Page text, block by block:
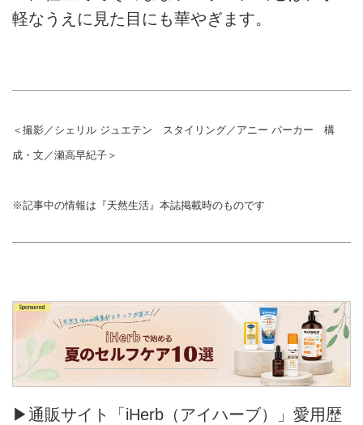
軽なうえに見た目にも華やぎます。
＜撮影／シェリル ジュエテン スタイリング／アニー パーカー 構
成・文／瀬高早紀子＞
※記事中の情報は『天然生活』本誌掲載時のものです
▶通販サイト「iHerb（アイハーブ）」愛用歴